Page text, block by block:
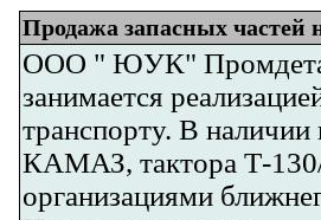
Продажа запасных частей
ООО " ЮУК"
занимается
транспорту. В
КАМАЗ, тактора Т-
организациями